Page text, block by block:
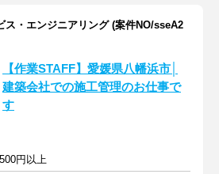
ス・エンジニアリング (案件NO/sseA2
【作業STAFF】愛媛県八幡浜市│
建築会社での施工管理のお仕事で
す
円以上